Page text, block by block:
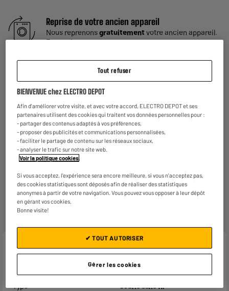
Reprise de votre ancien appareil
Nous reprenonsgratuitement votre ancien appareil.
En savoir +
Garantie :2 ans
août 2028
Consommez plus responsable, économisez
plus
Notre objectif : réduire de50% nos émissionsde CO2
par produit vendu d'ici 2030.En savoir +
Retours et échanges gratuits
- Retoursgratuits
- Retours par voie postale : vos colis retours sont
traités dans le magasin le plus proche de chez vous
pour limiter les trajets et donc l’impact sur la planète.
Les frais de retour par voie postale restent à votre
charge.
Caractéristiques
TRUST
Type Souris sans fil
Tout refuser
BIENVENUE chez ELECTRO DEPOT
Afin d'améliorer votre visite, et avec votre accord, ELECTRO DEPOT et ses
partenaires utilisent des cookies qui traitent vos données personnelles pour :
- partager des contenus adaptés à vos préférences,
- proposer des publicités et communications personnalisées,
- faciliter le partage de contenu sur les réseaux sociaux,
- analyser le trafic sur notre site web.
Voir la politique cookies
Si vous acceptez, l'expérience sera encore meilleure, si vous n'acceptez pas,
des cookies statistiques sont déposés afin de réaliser des statistiques
anonymes à partir de votre navigation. Vous pouvez vous opposer à leur dépôt
en gérant vos cookies.
Bonne visite!
Gérer les cookies
✔ TOUT AUTORISER